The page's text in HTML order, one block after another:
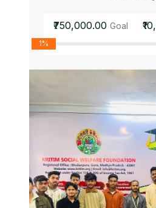
₹750,000.00 Goal
1%